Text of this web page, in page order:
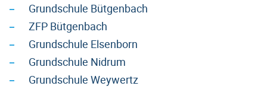
Grundschule Bütgenbach
ZFP Bütgenbach
Grundschule Elsenborn
Grundschule Nidrum
Grundschule Weywertz